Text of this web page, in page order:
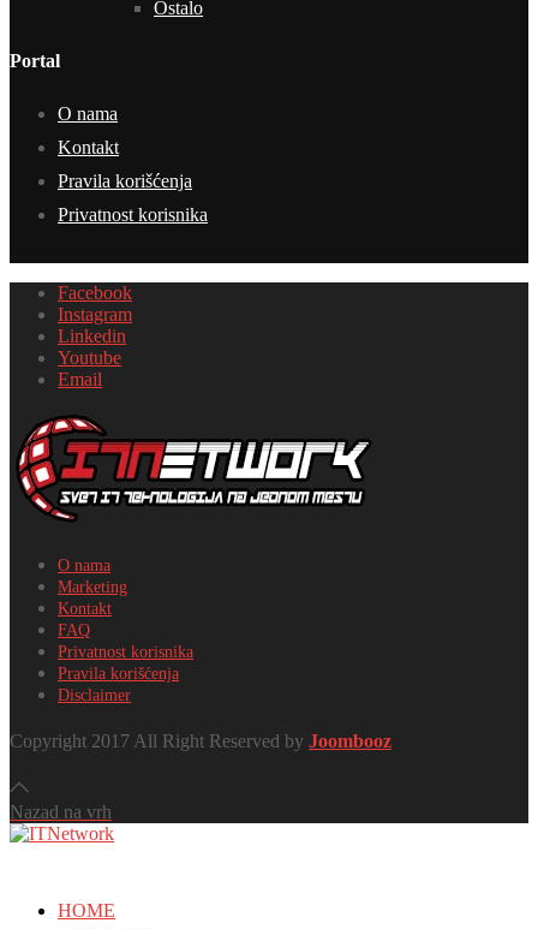
Ostalo
Portal
O nama
Kontakt
Pravila korišćenja
Privatnost korisnika
Facebook
Instagram
Linkedin
Youtube
Email
O nama
Marketing
Kontakt
FAQ
Privatnost korisnika
Pravila korišćenja
Disclaimer
Copyright 2017 All Right Reserved by Joombooz
Nazad na vrh
HOME